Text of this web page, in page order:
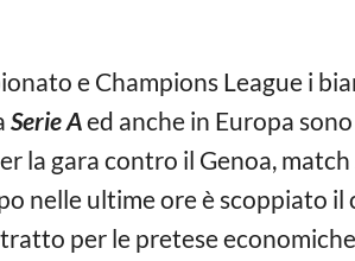
e Champions League i
Serie Aed anche in Europa
la gara contro il Genoa,
nelle ultime ore è scoppiato il
per le pretese